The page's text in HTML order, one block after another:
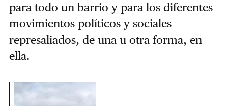
para todo un barrio y para los diferentes
movimientos políticos y sociales
represaliados, de una u otra forma, en
ella.